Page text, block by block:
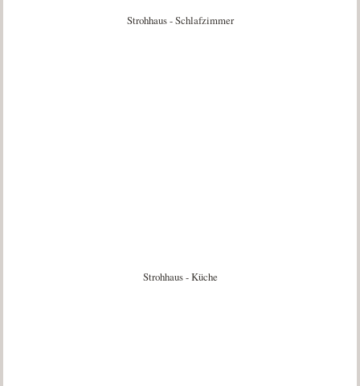
Strohhaus - Schlafzimmer
Strohhaus - Küche